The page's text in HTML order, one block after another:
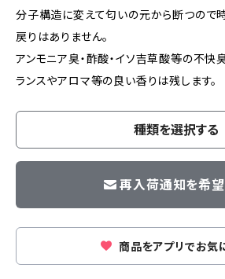
分子構造に変えて匂いの元から断つので
戻りはありません。
アンモニア臭・酢酸・イソ吉草酸等の不快
ランスやアロマ等の良い香りは残します。
種類を選択する
再入荷通知を希
商品をアプリでお気